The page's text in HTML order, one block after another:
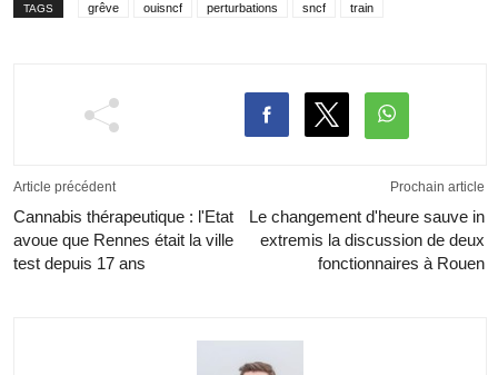
TAGS grêve ouisncf perturbations sncf train
Article précédent
Cannabis thérapeutique : l'Etat
avoue que Rennes était la ville
test depuis 17 ans
Prochain article
Le changement d'heure sauve in
extremis la discussion de deux
fonctionnaires à Rouen